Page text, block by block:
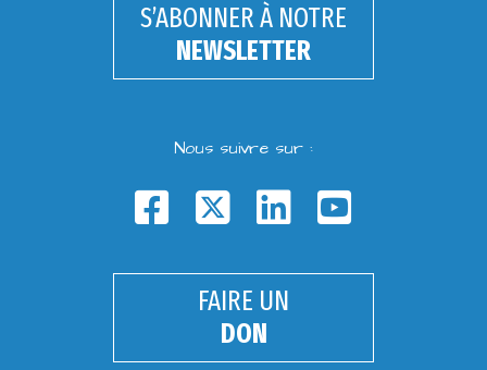
S’ABONNER À NOTRE
NEWSLETTER
Nous suivre sur :
FAIRE UN
DON